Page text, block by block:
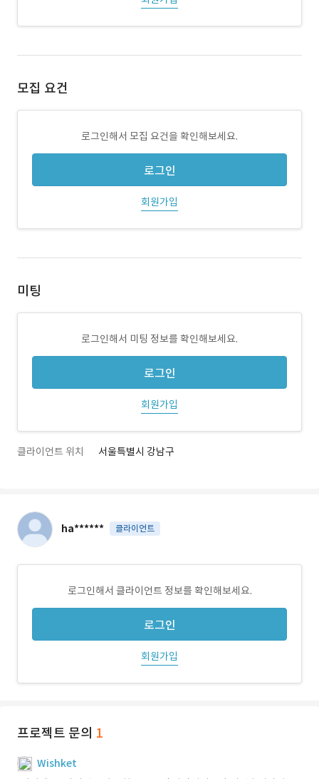
모집 요건
로그인해서 모집 요건을 확인해보세요.
로그인
회원가입
미팅
로그인해서 미팅 정보를 확인해보세요.
로그인
회원가입
클라이언트 위치 서울특별시 강남구
ha****** 클라이언트
로그인해서 클라이언트 정보를 확인해보세요.
로그인
회원가입
프로젝트 문의 1
Wishket